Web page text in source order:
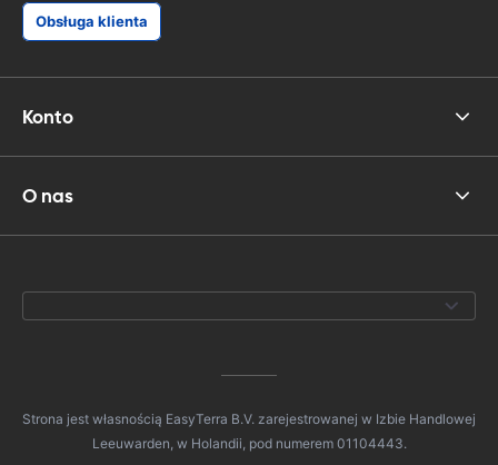
Obsługa klienta
Konto
O nas
Strona jest własnością EasyTerra B.V. zarejestrowanej w Izbie Handlowej
Leeuwarden, w Holandii, pod numerem 01104443.